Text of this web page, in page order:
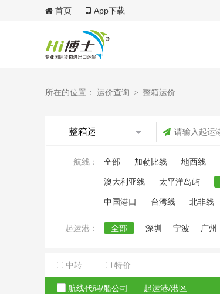
首页 App下载
所在的位置： 运价查询 > 整箱运价
航线： 全部 加勒比线 地西线
澳大利亚线 太平洋岛屿
中国港口 台湾线 北非线
起运港： 全部 深圳 宁波 广州
中转 特价
航线代码/船公司 起运港/港区